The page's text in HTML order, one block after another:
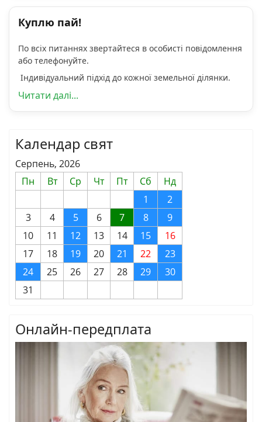
Куплю пай!
По всіх питаннях звертайтеся в особисті повідомлення
або телефонуйте.
Індивідуальний підхід до кожної земельної ділянки.
Читати далі...
Календар свят
Серпень, 2026
Пн
Вт Ср Чт Пт Сб
Нд
1
2
3
4 5 6 7 8
9
10
11 12 13 14 15
16
17
18 19 20 21 22
23
24
25 26 27 28 29
30
31
Онлайн-передплата